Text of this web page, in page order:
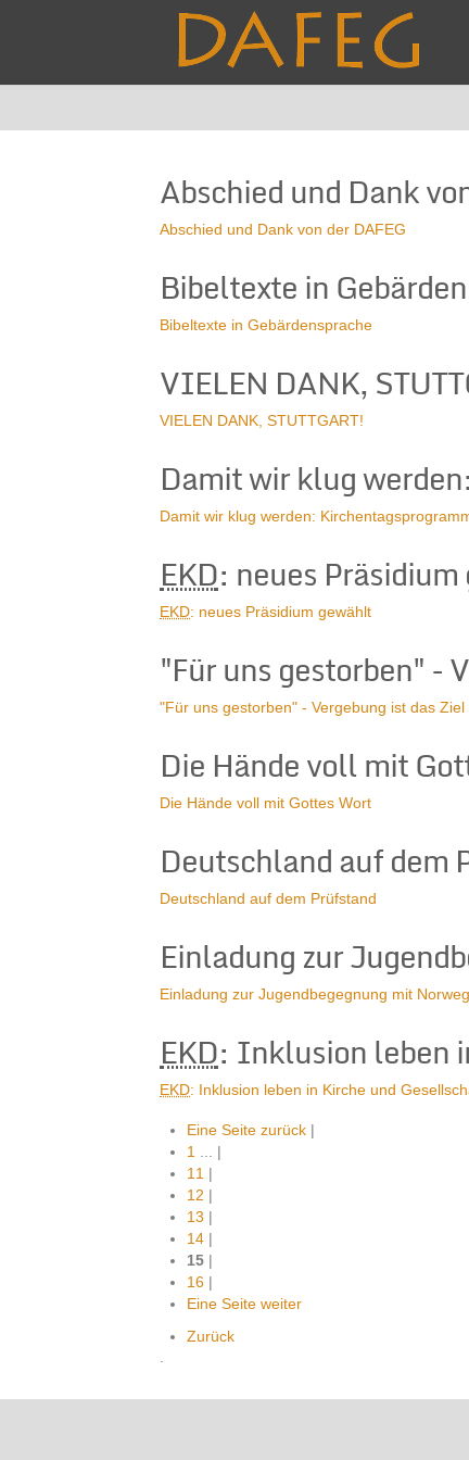
Abschied und Dank
Abschied und Dank von der DAFEG
Bibeltexte in
Bibeltexte in Gebärdensprache
VIELEN DANK,
VIELEN DANK, STUTTGART!
Damit wir klug
Damit wir klug werden:
EKD: neues
EKD: neues Präsidium gewählt
"Für uns gestorben" -
"Für uns gestorben" - Vergebung ist das Ziel
Die Hände voll mit
Die Hände voll mit Gottes Wort
Deutschland auf dem
Deutschland auf dem Prüfstand
Einladung zur
Einladung zur Jugendbegegnung mit
EKD: Inklusion leben
EKD: Inklusion leben in Kirche und
Eine Seite zurück |
1
|
11 |
12 |
13 |
14 |
15 |
16 |
Eine Seite weiter
Zurück